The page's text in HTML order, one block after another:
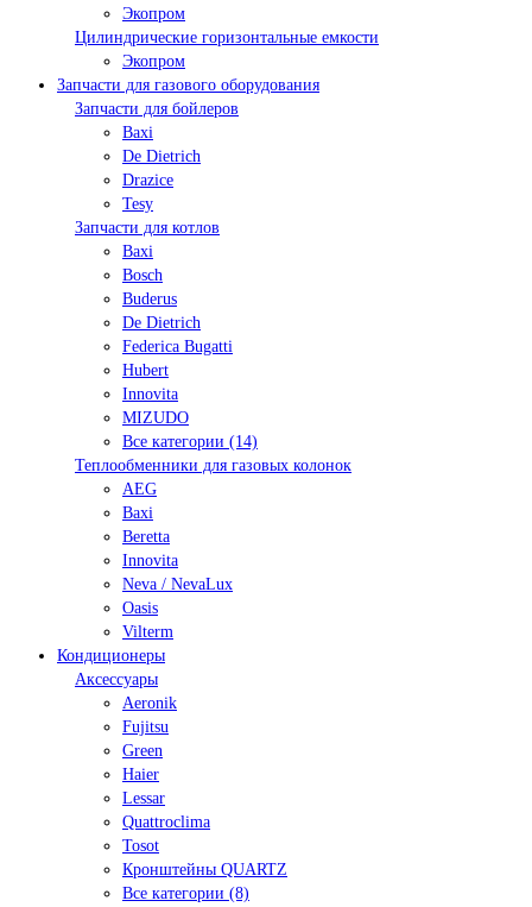
Экопром
Цилиндрические горизонтальные емкости
Экопром
Запчасти для газового оборудования
Запчасти для бойлеров
Baxi
De Dietrich
Drazice
Tesy
Запчасти для котлов
Baxi
Bosch
Buderus
De Dietrich
Federica Bugatti
Hubert
Innovita
MIZUDO
Все категории (14)
Теплообменники для газовых колонок
AEG
Baxi
Beretta
Innovita
Neva / NevaLux
Oasis
Vilterm
Кондиционеры
Аксессуары
Aeronik
Fujitsu
Green
Haier
Lessar
Quattroclima
Tosot
Кронштейны QUARTZ
Все категории (8)